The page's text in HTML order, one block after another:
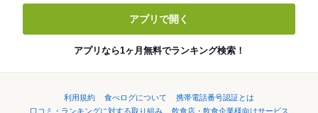
アプリで開く
アプリなら1ヶ月無料でランキング検索！
利用規約 食べログについて
携帯電話番号認証とは
口コミ・ランキングに対する取り組み
飲食店・飲食企業様向けサービス